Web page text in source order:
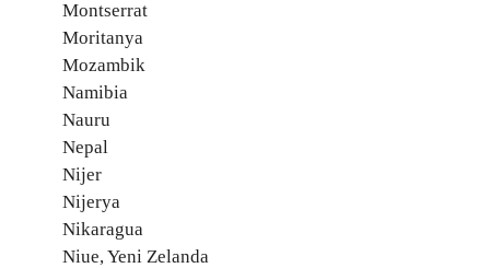
Montserrat
Moritanya
Mozambik
Namibia
Nauru
Nepal
Nijer
Nijerya
Nikaragua
Niue, Yeni Zelanda